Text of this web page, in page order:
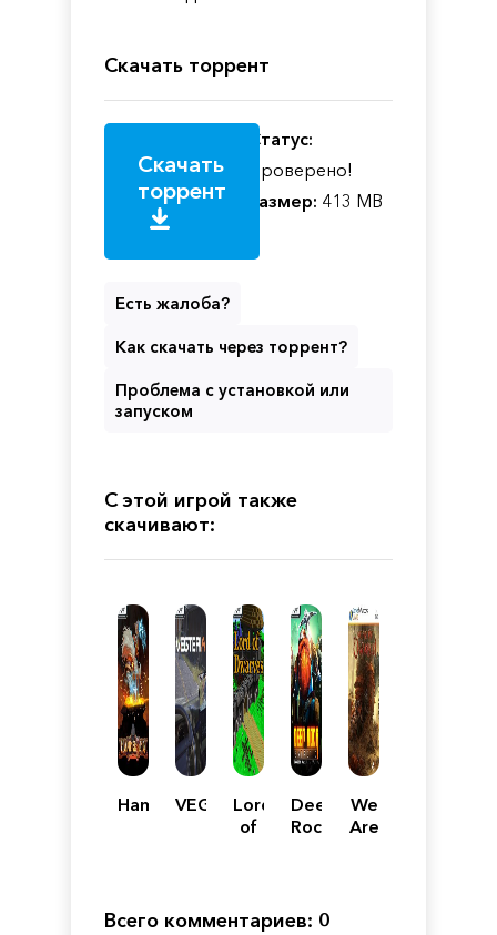
Скачать торрент
Скачать
торрент
Статус:
Проверено!
Размер: 413 MB
Есть жалоба?
Как скачать через торрент?
Проблема с установкой или
запуском
С этой игрой также
скачивают:
HammertingVEGTERIA
Lord
of
Deep
Rock
We
Are
Всего комментариев: 0